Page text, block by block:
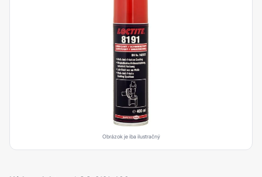
Obrázok je iba ilustračný